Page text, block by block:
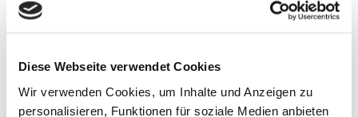
Diese Webseite verwendet Cookies
Wir verwenden Cookies, um Inhalte und Anzeigen zu
personalisieren, Funktionen für soziale Medien anbieten
Erlebe & heile die Seele & den Geist in unseren
unseren Räumen klar zu erkennen und in einem schöpferischen
Prozess zu klären, zu verwandeln und neu auszurichten. Das